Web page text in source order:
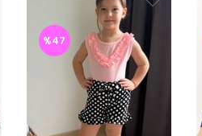
%47